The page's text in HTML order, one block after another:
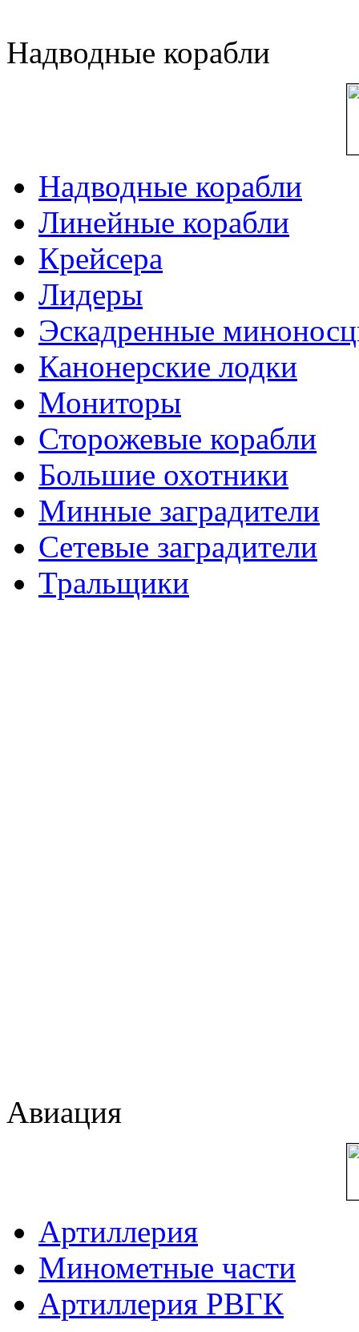
Надводные корабли
Надводные корабли
Линейные корабли
Крейсера
Лидеры
Эскадренные
Канонерские лодки
Мониторы
Сторожевые корабли
Большие охотники
Минные заградители
Сетевые заградители
Тральщики
Авиация
Артиллерия
Минометные части
Артиллерия РВГК